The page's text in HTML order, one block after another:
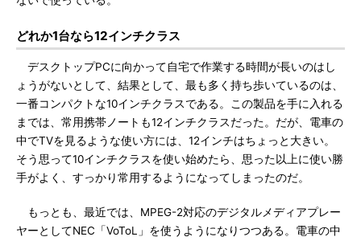
どれか1台なら12インチクラス
デスクトップPCに向かって自宅で作業する時間が長いのはし
ょうがないとして、結果として、最も多く持ち歩いているのは、
一番コンパクトな10インチクラスである。この製品を手に入れる
までは、常用携帯ノートも12インチクラスだった。だが、電車の
中でTVを見るような使い方には、12インチはちょっと大きい。
そう思って10インチクラスを使い始めたら、思った以上に使い勝
手がよく、すっかり常用するようになってしまったのだ。
もっとも、最近では、MPEG-2対応のデジタルメディアプレー
ヤーとしてNEC「VoToL」を使うようになりつつある。電車の中